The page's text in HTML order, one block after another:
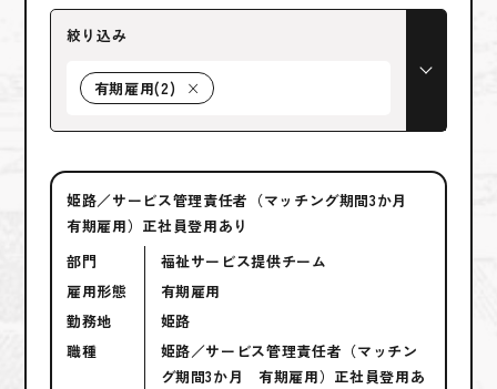
絞り込み
有期雇用(2) ×
姫路／サービス管理責任者（マッチング期間3か月
有期雇用）正社員登用あり
部門
福祉サービス提供チーム
雇用形態
有期雇用
勤務地
姫路
職種
姫路／サービス管理責任者（マッチン
グ期間3か月 有期雇用）正社員登用あ